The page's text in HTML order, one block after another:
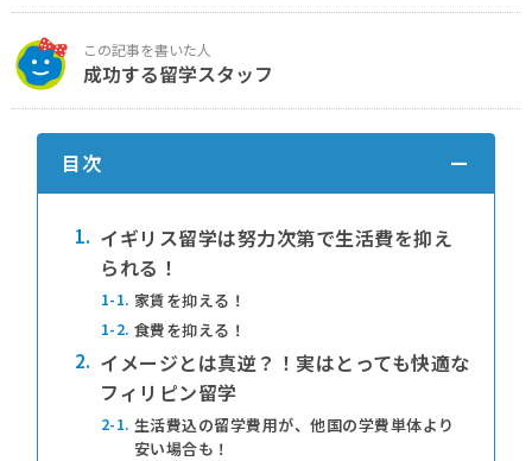
成功する留学スタッフ
目次
1. イギリス留学は努力次第で生活費を抑え
られる！
1-1. 家賃を抑える！
1-2. 食費を抑える！
2. イメージとは真逆？！実はとっても快適な
フィリピン留学
2-1. 生活費込の留学費用が、他国の学費単体より
安い場合も！